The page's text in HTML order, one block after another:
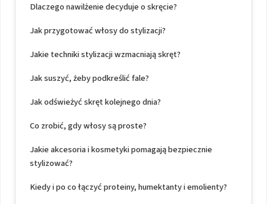
Dlaczego nawilżenie decyduje o skręcie?
Jak przygotować włosy do stylizacji?
Jakie techniki stylizacji wzmacniają skręt?
Jak suszyć, żeby podkreślić fale?
Jak odświeżyć skręt kolejnego dnia?
Co zrobić, gdy włosy są proste?
Jakie akcesoria i kosmetyki pomagają bezpiecznie
stylizować?
Kiedy i po co łączyć proteiny, humektanty i emolienty?